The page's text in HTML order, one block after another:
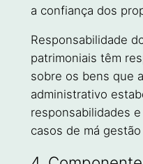
a confiança dos
Responsabilidade
patrimoniais têm
sobre os bens que
administrativo
responsabilidades
casos de má